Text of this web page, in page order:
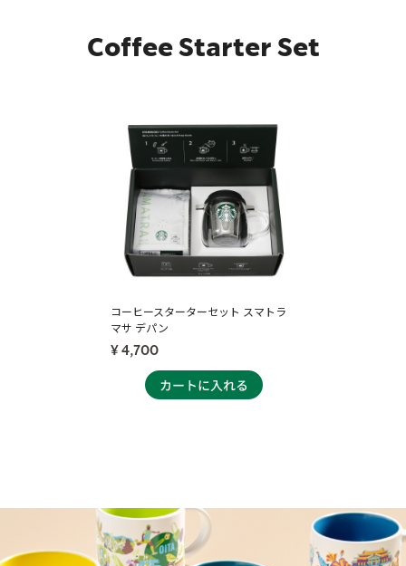
Coffee Starter Set
コーヒースターターセット スマトラ
マサ デパン
¥ 4,700